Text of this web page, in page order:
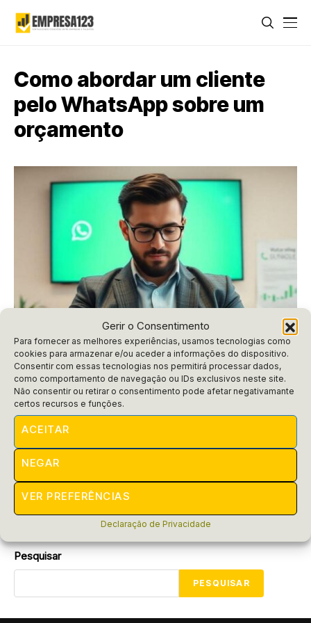
Gerir o Consentimento
Para fornecer as melhores experiências, usamos tecnologias como
cookies para armazenar e/ou aceder a informações do dispositivo.
Consentir com essas tecnologias nos permitirá processar dados,
como comportamento de navegação ou IDs exclusivos neste site.
Não consentir ou retirar o consentimento pode afetar negativamante
certos recursos e funções.
ACEITAR
NEGAR
VER PREFERÊNCIAS
Declaração de Privacidade
Como abordar um cliente
pelo WhatsApp sobre um
orçamento
Dicas
Como atrair clientes pelo
WhatsApp? Decole suas vendas!
Descubra como atrair clientes pelo WhatsApp e
transforme seu modo de vender! Dicas práticas e
surpreendentes esperam por você. Não perca!
PORRAIFRAN MARÇO 4, 2025
Pesquisar
PESQUISAR